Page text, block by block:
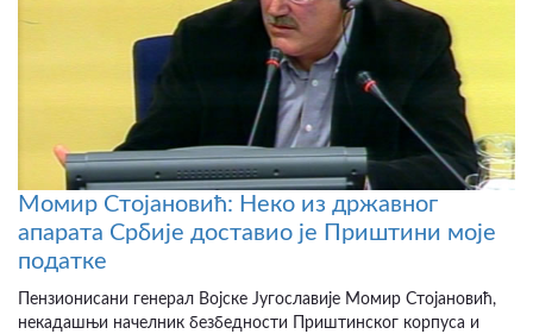
Момир Стојановић: Неко из државног
апарата Србије доставио је Приштини моје
податке
Пензионисани генерал Војске Југославије Момир Стојановић,
некадашњи начелник безбедности Приштинског корпуса и